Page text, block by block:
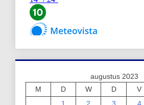
augustus 2023
M
D W D V